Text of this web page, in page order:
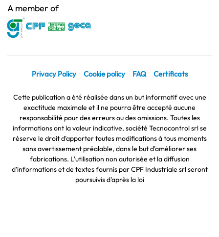
A member of
Privacy Policy Cookie policy FAQ Certificats
Cette publication a été réalisée dans un but informatif avec une
exactitude maximale et il ne pourra être accepté aucune
responsabilité pour des erreurs ou des omissions. Toutes les
informations ont la valeur indicative, société Tecnocontrol srl se
réserve le droit d'apporter toutes modifications à tous moments
sans avertissement préalable, dans le but d'améliorer ses
fabrications. L'utilisation non autorisée et la diffusion
d'informations et de textes fournis par CPF Industriale srl seront
poursuivis d'après la loi